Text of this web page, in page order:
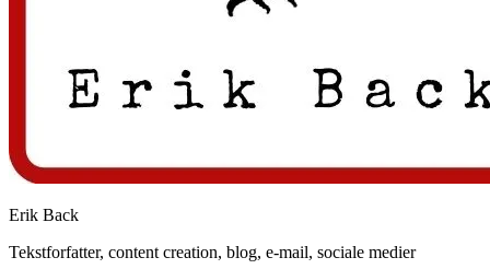
Erik Back
Tekstforfatter, content creation, blog, e-mail, sociale medier